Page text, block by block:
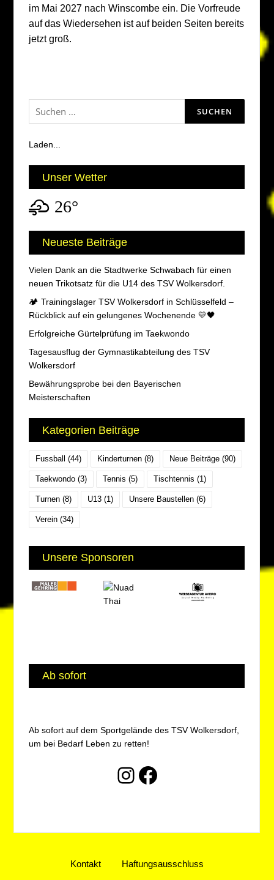
im Mai 2027 nach Winscombe ein. Die Vorfreude
auf das Wiedersehen ist auf beiden Seiten bereits
jetzt groß.
Suchen
nach:
Laden...
Unser Wetter
26°
Neueste Beiträge
Vielen Dank an die Stadtwerke Schwabach für einen
neuen Trikotsatz für die U14 des TSV Wolkersdorf.
🏕️ Trainingslager TSV Wolkersdorf in Schlüsselfeld –
Rückblick auf ein gelungenes Wochenende 💛🖤
Erfolgreiche Gürtelprüfung im Taekwondo
Tagesausflug der Gymnastikabteilung des TSV
Wolkersdorf
Bewährungsprobe bei den Bayerischen
Meisterschaften
Kategorien Beiträge
Fussball (44) Kinderturnen(8) Neue Beiträge(90)
Taekwondo(3) Tennis (5) Tischtennis (1)
Turnen(8) U13(1) Unsere Baustellen(6)
Verein(34)
Unsere Sponsoren
Ab sofort
Ab sofort auf dem Sportgelände des TSV Wolkersdorf,
um bei Bedarf Leben zu retten!
Instagram
Facebook
Kontakt Haftungsausschluss